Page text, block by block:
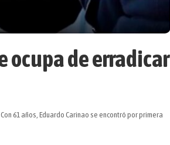
ocupa de erradicar
61 años, Eduardo Carinao se encontró por primera